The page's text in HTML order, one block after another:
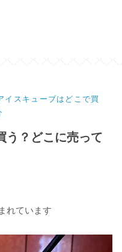
イスキューブはどこで買
う？どこに売って
れています